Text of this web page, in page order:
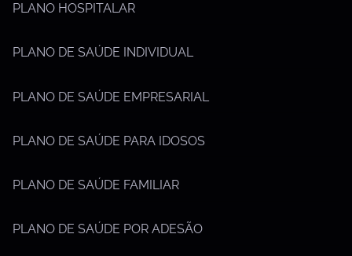
PLANO HOSPITALAR
PLANO DE SAÚDE INDIVIDUAL
PLANO DE SAÚDE EMPRESARIAL
PLANO DE SAÚDE PARA IDOSOS
PLANO DE SAÚDE FAMILIAR
PLANO DE SAÚDE POR ADESÃO